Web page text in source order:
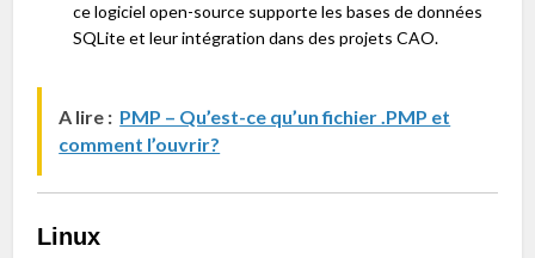
ce logiciel open-source supporte les bases de données
SQLite et leur intégration dans des projets CAO.
A lire : PMP – Qu’est-ce qu’un fichier .PMP et
comment l’ouvrir?
Linux